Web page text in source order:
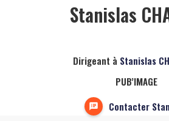
Stanislas
Dirigeant à Stanislas
PUB’IMAGE
Contacter